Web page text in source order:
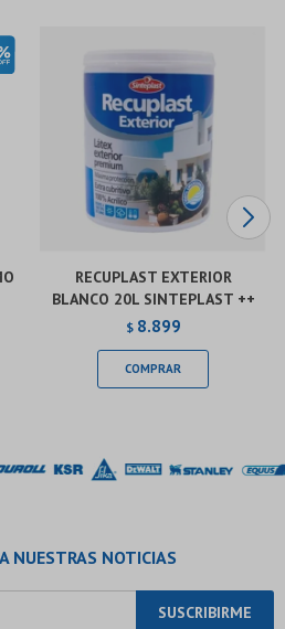
RECUPLAST EXTERIOR
BLANCO 20L SINTEPLAST ++
$ 8.899
NUESTRAS NOTICIAS
SUSCRIBIRME